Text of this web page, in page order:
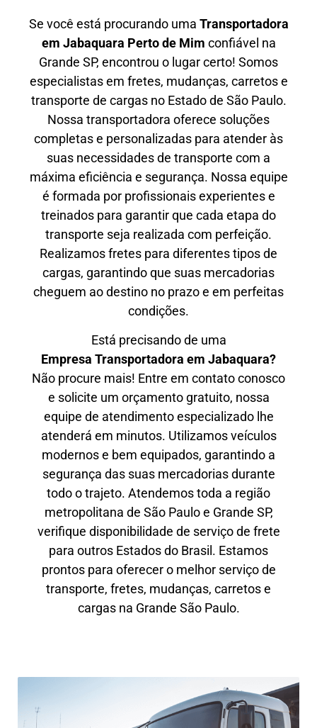
Se você está procurando uma Transportadora
em Jabaquara Perto de Mim confiável na
Grande SP, encontrou o lugar certo! Somos
especialistas em fretes, mudanças, carretos e
transporte de cargas no Estado de São Paulo.
Nossa transportadora oferece soluções
completas e personalizadas para atender às
suas necessidades de transporte com a
máxima eficiência e segurança. Nossa equipe
é formada por profissionais experientes e
treinados para garantir que cada etapa do
transporte seja realizada com perfeição.
Realizamos fretes para diferentes tipos de
cargas, garantindo que suas mercadorias
cheguem ao destino no prazo e em perfeitas
condições.
Está precisando de uma
Empresa Transportadora em Jabaquara?
Não procure mais! Entre em contato conosco
e solicite um orçamento gratuito, nossa
equipe de atendimento especializado lhe
atenderá em minutos. Utilizamos veículos
modernos e bem equipados, garantindo a
segurança das suas mercadorias durante
todo o trajeto. Atendemos toda a região
metropolitana de São Paulo e Grande SP,
verifique disponibilidade de serviço de frete
para outros Estados do Brasil. Estamos
prontos para oferecer o melhor serviço de
transporte, fretes, mudanças, carretos e
cargas na Grande São Paulo.